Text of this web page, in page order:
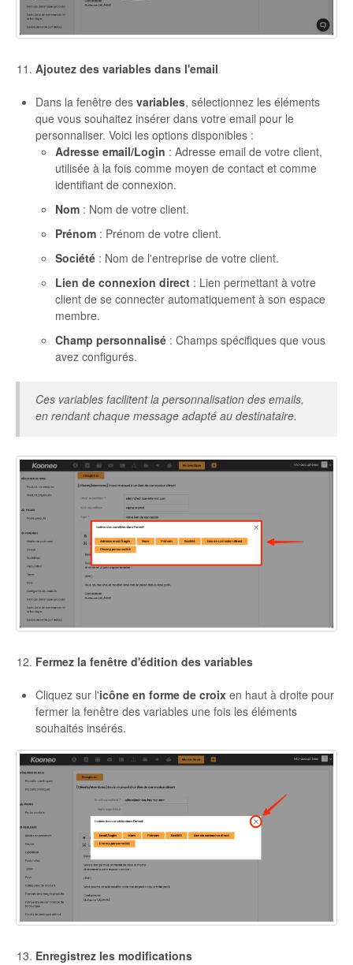
Ajoutez des variables dans l'email
Dans la fenêtre des variables, sélectionnez les éléments
que vous souhaitez insérer dans votre email pour le
personnaliser. Voici les options disponibles :
Adresse email/Login : Adresse email de votre client,
utilisée à la fois comme moyen de contact et comme
identifiant de connexion.
Nom : Nom de votre client.
Prénom : Prénom de votre client.
Société : Nom de l'entreprise de votre client.
Lien de connexion direct : Lien permettant à votre
client de se connecter automatiquement à son espace
membre.
Champ personnalisé : Champs spécifiques que vous
avez configurés.
Ces variables facilitent la personnalisation des emails,
en rendant chaque message adapté au destinataire.
Fermez la fenêtre d'édition des variables
Cliquez sur l'icône en forme de croix en haut à droite pour
fermer la fenêtre des variables une fois les éléments
souhaités insérés.
Enregistrez les modifications